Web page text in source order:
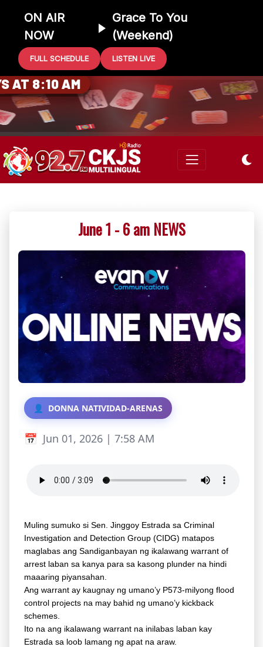
ON AIR
NOW
Grace To You
(Weekend)
FULL SCHEDULE LISTEN LIVE
GIFT CARD
AT 8:10 AM
June 1 - 6 am NEWS
DONNA NATIVIDAD-ARENAS
Jun 01, 2026 | 7:58 AM
Muling sumuko si Sen. Jinggoy Estrada sa Criminal
Investigation and Detection Group (CIDG) matapos
maglabas ang Sandiganbayan ng ikalawang warrant of
arrest laban sa kanya para sa kasong plunder na hindi
maaaring piyansahan.
Ang warrant ay kaugnay ng umano’y P573-milyong flood
control projects na may bahid ng umano’y kickback
schemes.
Ito na ang ikalawang warrant na inilabas laban kay
Estrada sa loob lamang ng apat na araw.